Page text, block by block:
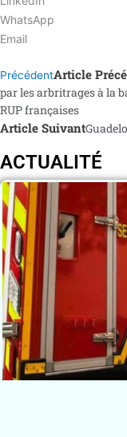
WhatsApp
Email
PrécédentArticle
par les arbritrages à la
RUP françaises
Article Suivant
ACTUALITÉ